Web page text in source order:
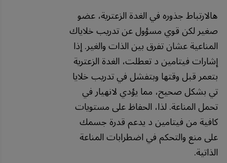
هالارتباط جذوره في الغدة الزعترية، عضو
صغير لكن قوي مسؤول عن تدريب خلاياك
المناعية عشان تفرق بين الذات والغير. إذا
إشارات فيتامين د تعطلت، الغدة الزعترية
بتعمر قبل وقتها وبتفشل في تدريب خلايا
تي بشكل صحيح، مما يؤدي لانهيار في
تحمل المناعة. لذا، الحفاظ على مستويات
كافية من فيتامين د يدعم قدرة جسمك
على منع والتحكم في اضطرابات المناعة
الذاتية.